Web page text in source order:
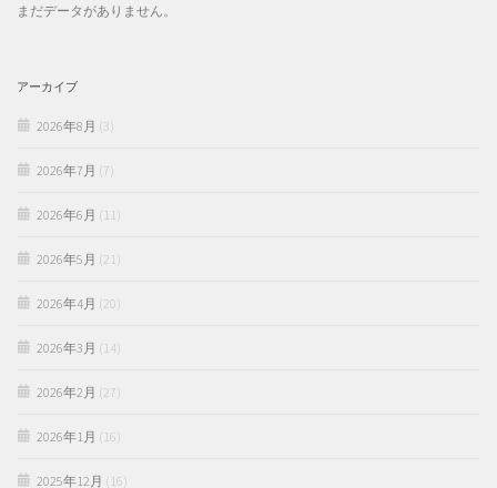
まだデータがありません。
アーカイブ
2026年8月 (3)
2026年7月 (7)
2026年6月 (11)
2026年5月 (21)
2026年4月 (20)
2026年3月 (14)
2026年2月 (27)
2026年1月 (16)
2025年12月 (16)